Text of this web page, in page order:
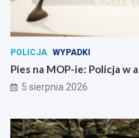
POLICJA WYPADKI
Pies na MOP-ie: Policja w
5 sierpnia 2026